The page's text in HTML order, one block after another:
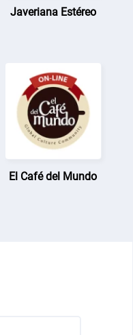
Javeriana Estéreo
El Café del Mundo